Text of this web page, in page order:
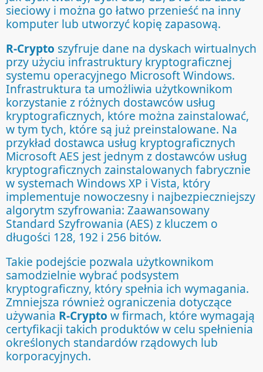
sieciowy i można go łatwo przenieść na inny
komputer lub utworzyć kopię zapasową.
R-Crypto szyfruje dane na dyskach wirtualnych
przy użyciu infrastruktury kryptograficznej
systemu operacyjnego Microsoft Windows.
Infrastruktura ta umożliwia użytkownikom
korzystanie z różnych dostawców usług
kryptograficznych, które można zainstalować,
w tym tych, które są już preinstalowane. Na
przykład dostawca usług kryptograficznych
Microsoft AES jest jednym z dostawców usług
kryptograficznych zainstalowanych fabrycznie
w systemach Windows XP i Vista, który
implementuje nowoczesny i najbezpieczniejszy
algorytm szyfrowania: Zaawansowany
Standard Szyfrowania (AES) z kluczem o
długości 128, 192 i 256 bitów.
Takie podejście pozwala użytkownikom
samodzielnie wybrać podsystem
kryptograficzny, który spełnia ich wymagania.
Zmniejsza również ograniczenia dotyczące
używania R-Crypto w firmach, które wymagają
certyfikacji takich produktów w celu spełnienia
określonych standardów rządowych lub
korporacyjnych.